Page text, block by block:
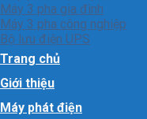
Máy 3 pha gia đình
Máy 3 pha công nghiệp
Bộ lưu điện UPS
Trang chủ
Giới thiệu
Máy phát điện